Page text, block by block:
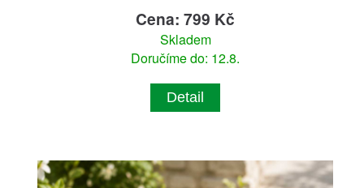
Cena: 799 Kč
Skladem
Doručíme do: 12.8.
Detail